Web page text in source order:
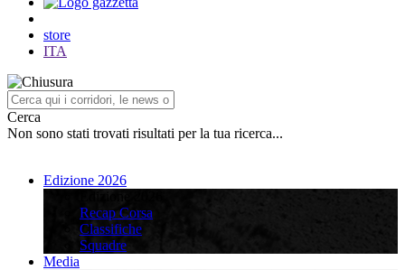
store
ITA
Cerca
Non sono stati trovati risultati per la tua ricerca...
Edizione 2026
Recap Corsa
Classifiche
Squadre
Media